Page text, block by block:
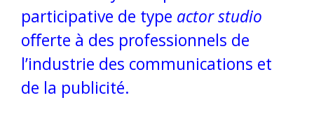
participative de type actor studio
oﬀerte à des professionnels de
l’industrie des communications et
de la publicité.